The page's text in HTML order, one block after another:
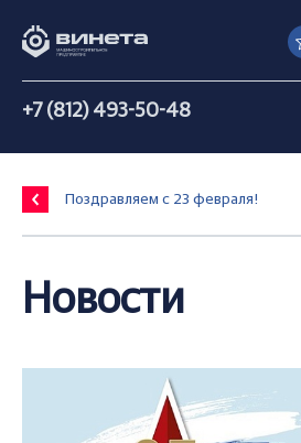
+7 (812) 493-50-48
Поздравляем с 23 февраля!
Новости